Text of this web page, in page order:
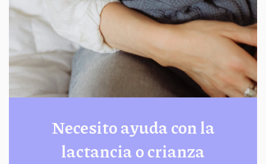
Necesito ayuda con la
lactancia o crianza